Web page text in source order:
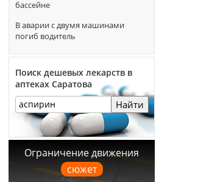
бассейне
В аварии с двумя машинами
погиб водитель
Поиск дешевых лекарств в
аптеках Саратова
Найти
Ограничение движения
сюжет